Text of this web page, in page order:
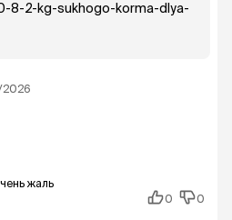
8-2-kg-sukhogo-korma-dlya-
2026
жаль
0
0